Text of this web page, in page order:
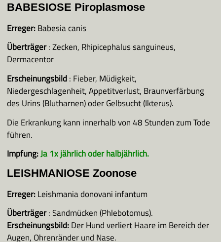
BABESIOSE Piroplasmose
Erreger:Babesia canis
Überträger: Zecken, Rhipicephalus sanguineus,
Dermacentor
Erscheinungsbild: Fieber, Müdigkeit,
Niedergeschlagenheit, Appetitverlust, Braunverfärbung
des Urins (Blutharnen) oder Gelbsucht (Ikterus).
Die Erkrankung kann innerhalb von 48 Stunden zum Tode
führen.
Impfung:Ja 1x jährlich oder halbjährlich.
LEISHMANIOSE Zoonose
Erreger:Leishmania donovani infantum
Überträger: Sandmücken (Phlebotomus).
Erscheinungsbild:Der Hund verliert Haare im Bereich der
Augen, Ohrenränder und Nase.